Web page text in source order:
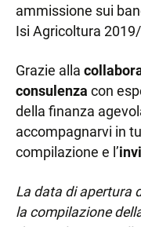
ammissione sui
Isi Agricoltura
Grazie alla
consulenza con
della finanza
accompagnarvi in
compilazione e l’
La data di apertura
la compilazione